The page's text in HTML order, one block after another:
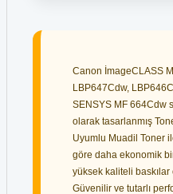
Canon İmageCLASS
LBP647Cdw,
SENSYS MF 664Cdw
olarak tasarlanmış
Uyumlu Muadil Toner
göre daha ekonomik
yüksek kaliteli
Güvenilir ve tutarlı